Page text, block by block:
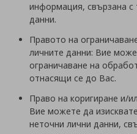
информация, свързана с
данни.
Правото на
личните данни: Вие
ограничаване на
отнасящи се до Вас.
Право на коригиране и/
Вие можете да
неточни лични данни,